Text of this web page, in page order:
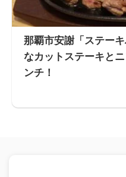
那覇市安謝「ステー
なカットステーキと
ンチ！